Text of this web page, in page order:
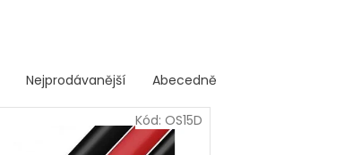
Nejprodávanější Abecedně
Kód: OS15D